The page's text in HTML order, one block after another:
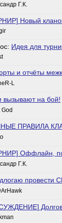
Г.К.
Новый
Идея для
и отчёты
L
вызывают на бой!
God
ПРАВИЛА
Оффлайн,
Г.К.
провести